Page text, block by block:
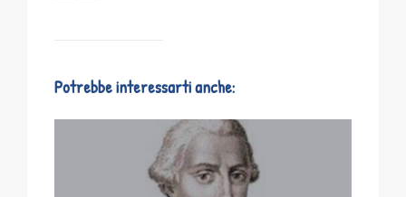
Potrebbe interessarti anche: